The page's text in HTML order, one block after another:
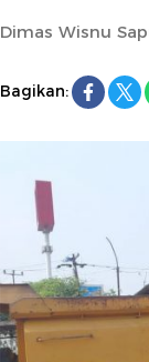
Dimas Wisnu
Bagikan: